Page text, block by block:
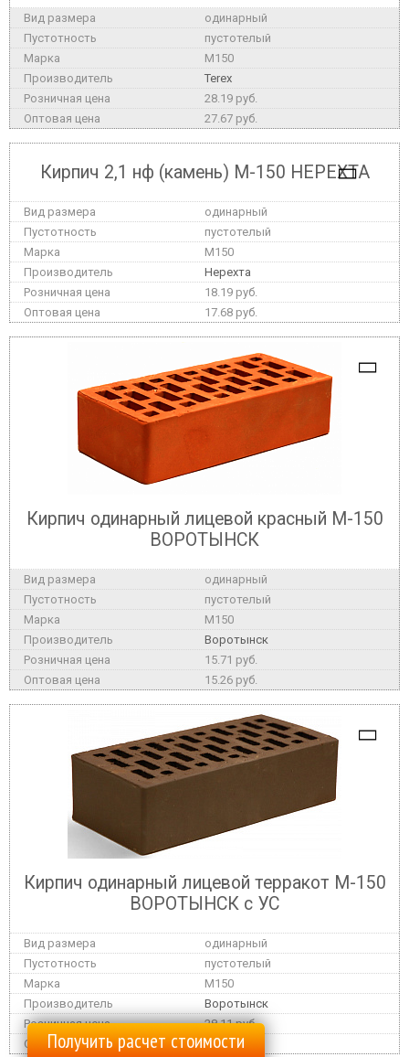
одинарный
пустотелый
M150
Terex
28.19 руб.
27.67 руб.
Кирпич 2,1 нф (камень) М-150 НЕРЕХТА
одинарный
пустотелый
M150
Нерехта
18.19 руб.
17.68 руб.
Кирпич одинарный лицевой красный М-150
ВОРОТЫНСК
одинарный
пустотелый
M150
Воротынск
15.71 руб.
15.26 руб.
Кирпич одинарный лицевой терракот М-150
ВОРОТЫНСК с УС
одинарный
пустотелый
M150
Воротынск
28.11 руб.
27.32 руб.
Получить расчет стоимости